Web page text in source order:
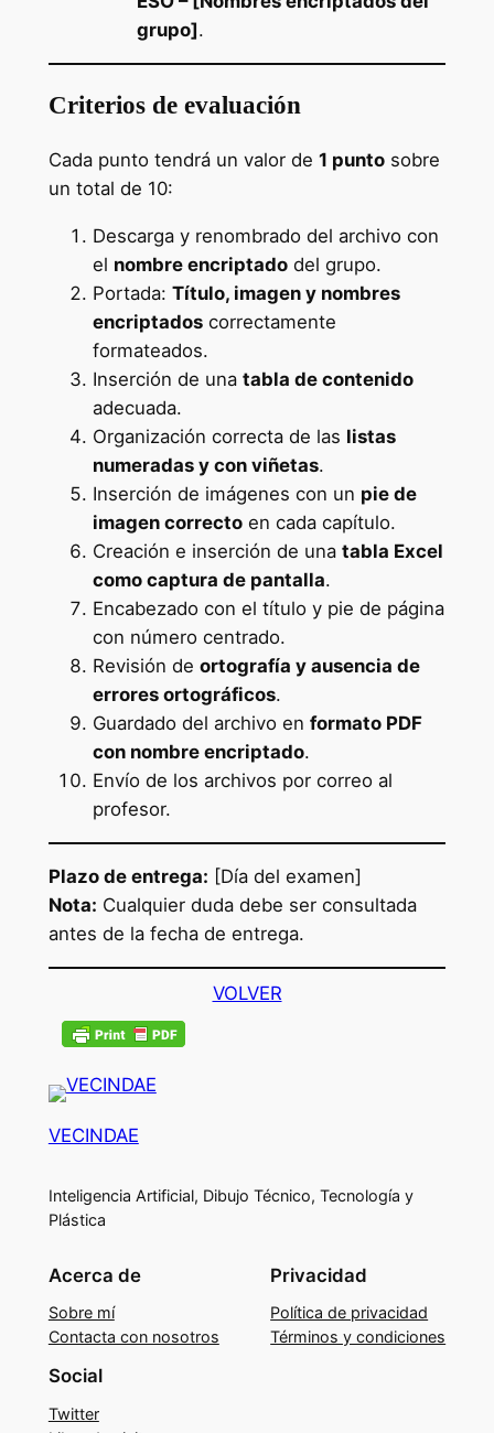
grupo].
Criterios de evaluación
Cada punto tendrá un valor de 1 puntosobre
un total de 10:
Descarga y renombrado del archivo con
el nombre encriptadodel grupo.
Portada: Título, imagen y nombres
encriptadoscorrectamente
formateados.
Inserción de una tabla de contenido
adecuada.
Organización correcta de las listas
numeradas y con viñetas.
Inserción de imágenes con un pie de
imagen correctoen cada capítulo.
Creación e inserción de una tabla Excel
como captura de pantalla.
Encabezado con el título y pie de página
con número centrado.
Revisión de ortografía y ausencia de
errores ortográficos.
Guardado del archivo en formato PDF
con nombre encriptado.
Envío de los archivos por correo al
profesor.
Plazo de entrega: [Día del examen]
Nota: Cualquier duda debe ser consultada
antes de la fecha de entrega.
VOLVER
VECINDAE
Inteligencia Artificial, Dibujo Técnico, Tecnología y
Plástica
Acerca de
Sobre mí
Contacta con nosotros
Privacidad
Política de privacidad
Términos y condiciones
Social
Twitter